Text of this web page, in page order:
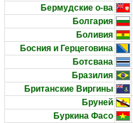
Бермудские о-ва
Болгария
Боливия
Босния и Герцеговина
Ботсвана
Бразилия
Британские Виргины
Бруней
Буркина Фасо